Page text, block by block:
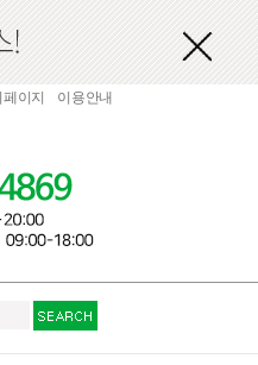
이지 이용안내